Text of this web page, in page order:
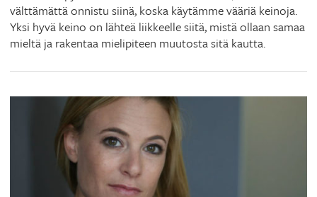
välttämättä onnistu siinä, koska käytämme vääriä keinoja.
Yksi hyvä keino on lähteä liikkeelle siitä, mistä ollaan samaa
mieltä ja rakentaa mielipiteen muutosta sitä kautta.